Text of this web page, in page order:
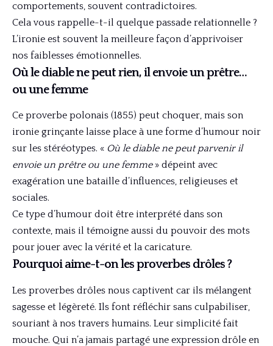
comportements, souvent contradictoires.
Cela vous rappelle-t-il quelque passade relationnelle ?
L’ironie est souvent la meilleure façon d’apprivoiser
nos faiblesses émotionnelles.
Où le diable ne peut rien, il envoie un prêtre…
ou une femme
Ce proverbe polonais (1855) peut choquer, mais son
ironie grinçante laisse place à une forme d’humour noir
sur les stéréotypes. « Où le diable ne peut parvenir il
envoie un prêtre ou une femme» dépeint avec
exagération une bataille d’influences, religieuses et
sociales.
Ce type d’humour doit être interprété dans son
contexte, mais il témoigne aussi du pouvoir des mots
pour jouer avec la vérité et la caricature.
Pourquoi aime-t-on les proverbes drôles ?
Les proverbes drôles nous captivent car ils mélangent
sagesse et légèreté. Ils font réfléchir sans culpabiliser,
souriant à nos travers humains. Leur simplicité fait
mouche. Qui n’a jamais partagé une expression drôle en